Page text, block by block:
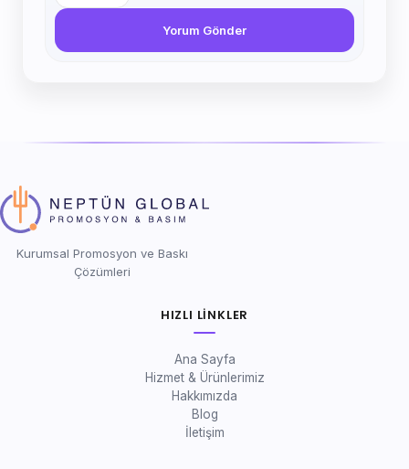
Yorum Gönder
Kurumsal Promosyon ve Baskı
Çözümleri
HIZLI LINKLER
Ana Sayfa
Hizmet & Ürünlerimiz
Hakkımızda
Blog
İletişim